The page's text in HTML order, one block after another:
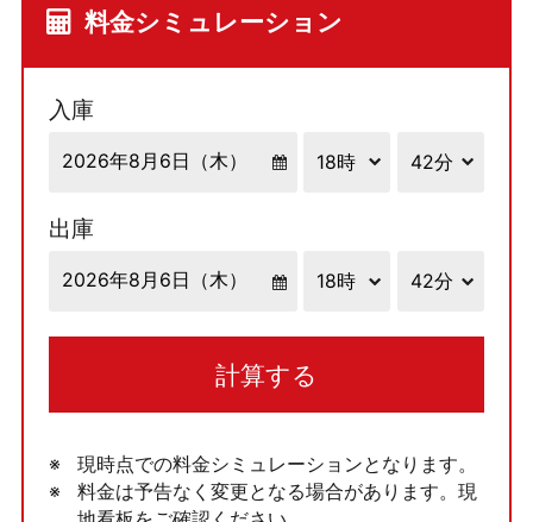
料金シミュレーション
入庫
出庫
計算する
現時点での料金シミュレーションとなります。
料金は予告なく変更となる場合があります。現